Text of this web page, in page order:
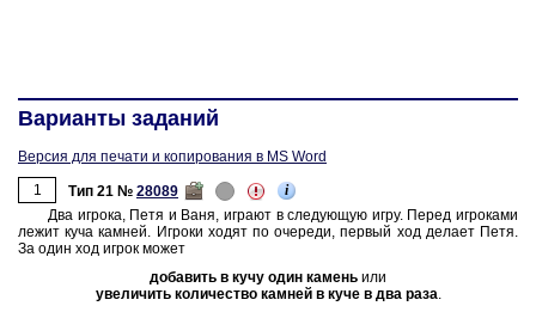
Варианты заданий
Версия для печати и копирования в MS Word
1
Тип 21 № 28089
i
Два иг­ро­ка, Петя и Ваня, иг­ра­ют в сле­ду­ю­щую игру. Перед иг­ро­ка­ми
лежит куча кам­ней. Иг­ро­ки ходят по оче­ре­ди, пер­вый ход де­ла­ет Петя.
За один ход игрок может
до­ба­вить в кучу один ка­мень или
уве­ли­чить ко­ли­че­ство кам­ней в куче в два раза